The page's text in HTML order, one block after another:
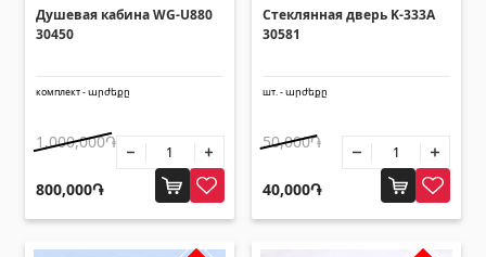
Уголки (27)
Солнцезащитные навесы
Поликарбонатные листы
Душевая кабина WG-U880
30450
комплект - արժեքը
1,000,000֏
800,000֏
Стеклянная дверь K-333A
30581
шт. - արժեքը
50,000֏
40,000֏